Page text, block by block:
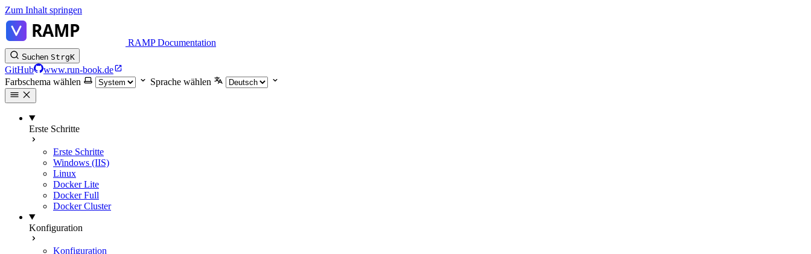
Zum Inhalt springen
RAMP Documentation
Suchen StrgK
GitHub
www.run-book.de
Farbschema wählen
Sprache wählen
Erste Schritte
Erste Schritte
Windows (IIS)
Linux
Docker Lite
Docker Full
Docker Cluster
Konfiguration
Konfiguration